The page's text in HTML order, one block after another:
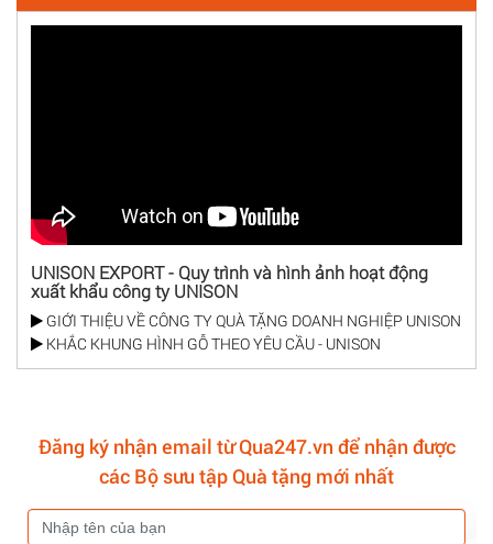
UNISON EXPORT - Quy trình và hình ảnh hoạt động
xuất khẩu công ty UNISON
GIỚI THIỆU VỀ CÔNG TY QUÀ TẶNG DOANH NGHIỆP UNISON
KHẮC KHUNG HÌNH GỖ THEO YÊU CẦU - UNISON
Đăng ký nhận email từ Qua247.vn để nhận được
các Bộ sưu tập Quà tặng mới nhất